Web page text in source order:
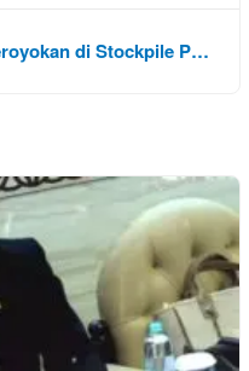
di Stockpile P…